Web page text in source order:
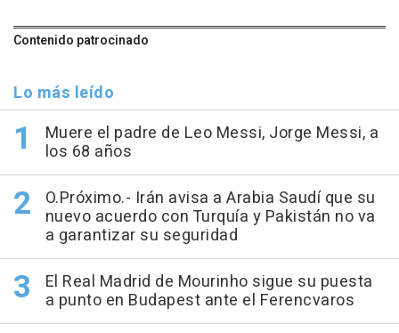
Contenido patrocinado
Lo más leído
Muere el padre de Leo Messi, Jorge Messi, a
los 68 años
O.Próximo.- Irán avisa a Arabia Saudí que su
nuevo acuerdo con Turquía y Pakistán no va
a garantizar su seguridad
El Real Madrid de Mourinho sigue su puesta
a punto en Budapest ante el Ferencvaros